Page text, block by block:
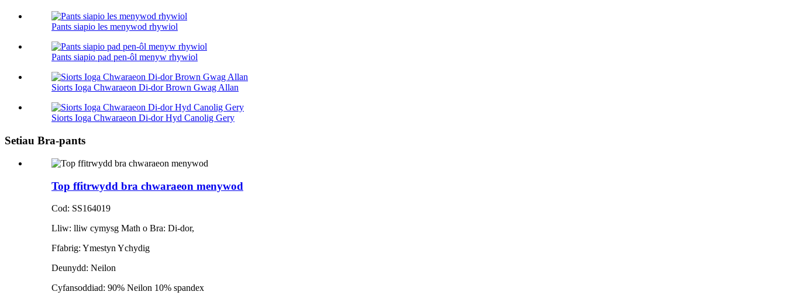
Pants siapio les menywod rhywiol
Pants siapio pad pen-ôl menyw rhywiol
Siorts Ioga Chwaraeon Di-dor Brown Gwag Allan
Siorts Ioga Chwaraeon Di-dor Hyd Canolig Gery
Setiau Bra-pants
Top ffitrwydd bra chwaraeon menywod
Cod: SS164019
Lliw: lliw cymysg Math o Bra: Di-dor,
Ffabrig: Ymestyn Ychydig
Deunydd: Neilon
Cyfansoddiad: 90% Neilon 10% spandex